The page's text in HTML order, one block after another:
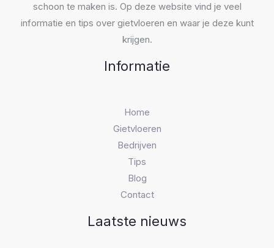
schoon te maken is. Op deze website vind je veel
informatie en tips over gietvloeren en waar je deze kunt
krijgen.
Informatie
Home
Gietvloeren
Bedrijven
Tips
Blog
Contact
Laatste nieuws